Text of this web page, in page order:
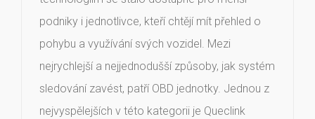
podniky i jednotlivce, kteří chtějí mít přehled o
pohybu a využívání svých vozidel. Mezi
nejrychlejší a nejjednodušší způsoby, jak systém
sledování zavést, patří OBD jednotky. Jednou z
nejvyspělejších v této kategorii je Queclink